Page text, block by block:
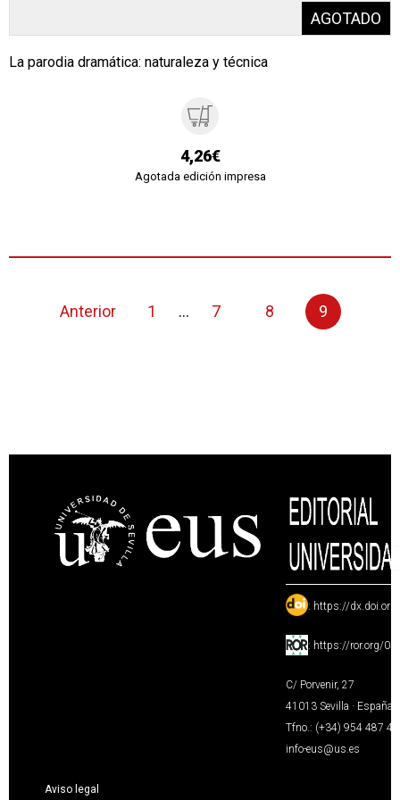
La parodia dramática: naturaleza y técnica
4,26€
Agotada edición impresa
Anterior 1 ... 7 8 9
: https://
: https://ror.org/
C/ Porvenir, 27
41013 Sevilla · España
Tfno.: (+34) 954 487
info-eus@us.es
Aviso legal